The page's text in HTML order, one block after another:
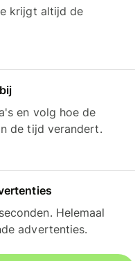
krijgt altijd de
en volg hoe de
de tijd verandert.
Helemaal
advertenties.